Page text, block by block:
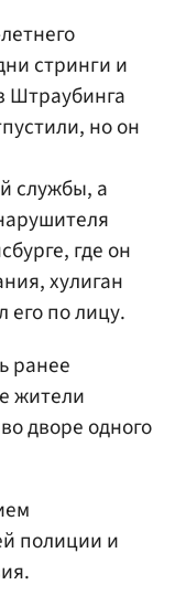
стринги и
Штраубинга
но он
службы, а
где он
хулиган
его по лицу.
ранее
жители
дворе одного
полиции и